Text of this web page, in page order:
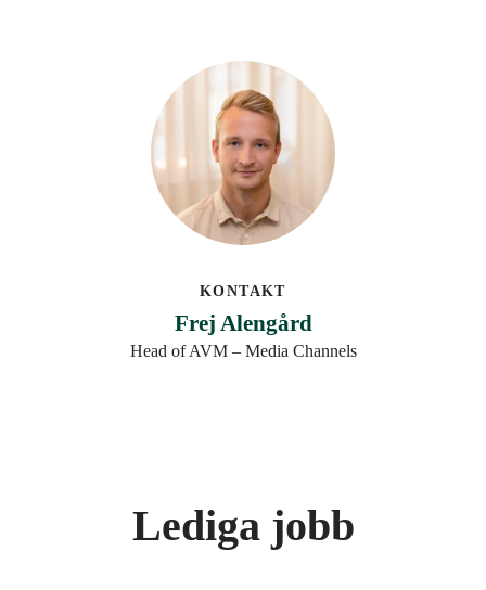
KONTAKT
Frej Alengård
Head of AVM – Media Channels
Lediga jobb